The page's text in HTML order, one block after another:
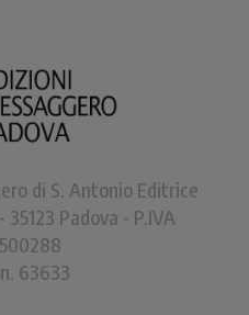
di S. Antonio Editrice
Padova - P.IVA
63633